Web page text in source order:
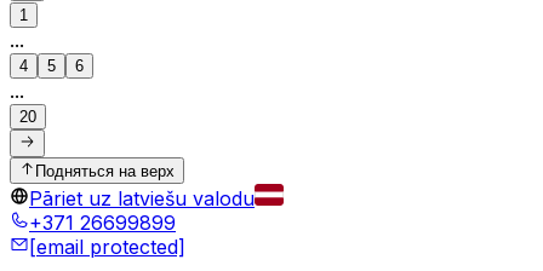
1
...
4 5 6
...
20
Подняться на верх
Pāriet uz latviešu valodu
+371 26699899
[email protected]